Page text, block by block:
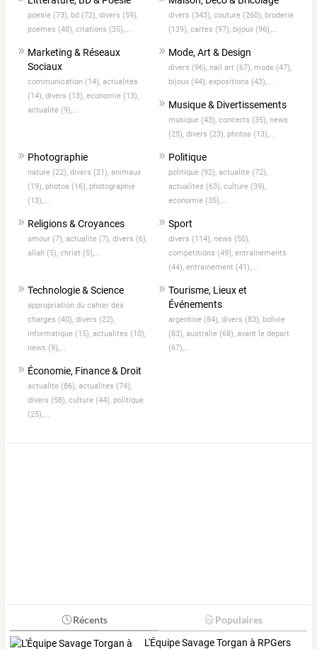
poesie (73), bd (72),divers (59),
poemes (48),citations (35),...
divers (343), couture (260), broderie
(139), cartes (97), bijoux (96),...
Marketing & Réseaux
Sociaux
communication (14),actualites
(14),divers (13),economie (13),
actualite (9),...
Mode, Art & Design
divers (96), nail art (67), mode (47),
bijoux (44), expositions (43),...
Musique & Divertissements
musique (43), concerts (35), news
(25), divers (23), photos (13),...
Photographie
nature (22),divers (21),animaux
(19), photos (16), photographie
(13),...
Politique
politique (92), actualite (72),
actualites (63), culture (39),
economie (35),...
Religions & Croyances
amour (7),actualite (7),divers (6),
allah (5),christ (5),...
Sport
divers (114), news (50),
competitions (49), entrainements
(44), entrainement (41),...
Technologie & Science
appropriation du cahier des
charges (40),divers (22),
informatique (15),actualites (10),
news (9),...
Tourisme, Lieux et
Événements
argentine (84), divers (83), bolivie
(83), australie (68), avant le depart
(67),...
Économie, Finance & Droit
actualite (86),actualites (74),
divers (58),culture (44), politique
(25),...
Récents Populaires
L'Équipe Savage Torgan à RPGers